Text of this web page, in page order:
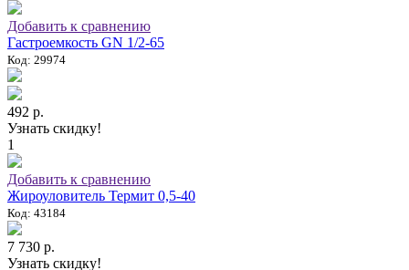
Добавить к сравнению
Гастроемкость GN 1/2-65
Код: 29974
492 р.
Узнать скидку!
1
Добавить к сравнению
Жироуловитель Термит 0,5-40
Код: 43184
7 730 р.
Узнать скидку!